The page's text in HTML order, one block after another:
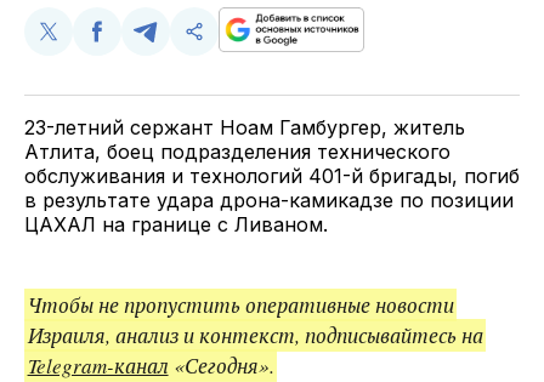
Поделиться
Twitter
Поделиться
Facebook
Поделиться
Telegram
Скопируйте
поделитесь
ссылкой
23-летний сержант Ноам Гамбургер, житель
Атлита, боец подразделения технического
обслуживания и технологий 401-й бригады, погиб
в результате удара дрона-камикадзе по позиции
ЦАХАЛ на границе с Ливаном.
Чтобы не пропустить оперативные новости
Израиля, анализ и контекст, подписывайтесь на
Telegram-канал «Сегодня».